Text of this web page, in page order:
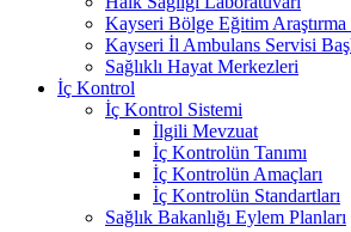
Kayseri Bölge Eğitim
Kayseri İl Ambulans Servisi
Sağlıklı Hayat Merkezleri
İç Kontrol
İç Kontrol Sistemi
İlgili Mevzuat
İç Kontrolün Tanımı
İç Kontrolün Amaçları
İç Kontrolün Standartları
Sağlık Bakanlığı Eylem Planları